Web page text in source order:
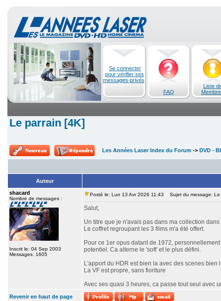
Se connecter
pour vérifier ses
messages privés
FAQ
Liste
Le parrain [4K]
Les Années Laser Index du Forum -> DVD -
Auteur
shacard
Nombre de messages :
Inscrit le: 04 Sep 2003
Messages: 1605
Posté le: Lun 13 Avr 2026 11:43 Sujet du message: Le
Salut,
Un titre que je n'avais pas dans ma collection
Le coffret regroupant les 3 films m'a été offert.
Pour ce 1er opus datant de 1972,
potentiel. Ca alterne le 'soft' et le plus défini.
L'apport du HDR est bien la avec des scenes
La VF est propre, sans fioriture
Avec ses quasi 3 heures, ca passe tout seul avec
Revenir en haut de page